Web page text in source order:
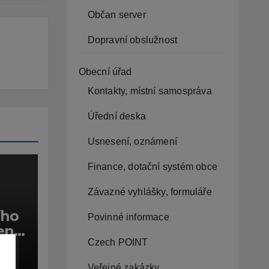
Občan server
Dopravní obslužnost
Obecní úřad
Kontakty, místní samospráva
Úřední deska
Usnesení, oznámení
Finance, dotační systém obce
Závazné vyhlášky, formuláře
Povinné informace
Czech POINT